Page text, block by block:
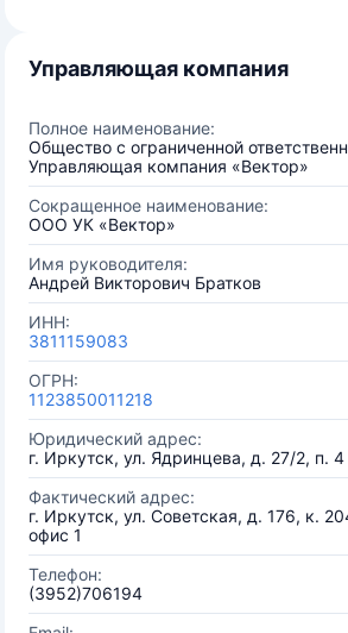
Управляющая компания
Полное наименование:
Общество с ограниченной
Управляющая компания «Вектор»
Сокращенное наименование:
ООО УК «Вектор»
Имя руководителя:
Андрей Викторович Братков
ИНН:
3811159083
ОГРН:
1123850011218
Юридический адрес:
г. Иркутск, ул. Ядринцева, д. 27/2, п. 4
Фактический адрес:
г. Иркутск, ул. Советская, д. 176, к.
офис 1
Телефон:
(3952)706194